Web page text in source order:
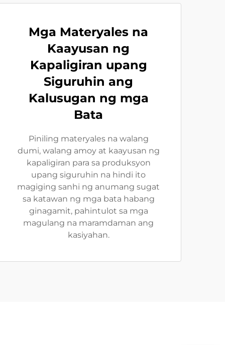
Mga Materyales na
Kaayusan ng
Kapaligiran upang
Siguruhin ang
Kalusugan ng mga
Bata
Piniling materyales na walang
dumi, walang amoy at kaayusan ng
kapaligiran para sa produksyon
upang siguruhin na hindi ito
magiging sanhi ng anumang sugat
sa katawan ng mga bata habang
ginagamit, pahintulot sa mga
magulang na maramdaman ang
kasiyahan.